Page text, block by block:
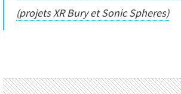
(projets XR Bury et Sonic Spheres)